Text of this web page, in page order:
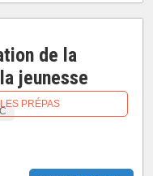
de la
jeunesse
PRÉPAS